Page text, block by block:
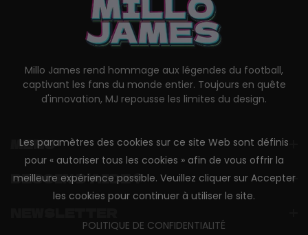
Millo James rend hommage aux légendes du football,
captivant les fans du monde entier. Toujours en quête
d'innovation, MJ repousse les limites du design.
MENU
BESOIN D'AIDE ?
Les paramètres des cookies sur ce site Web sont définis
pour « autoriser tous les cookies » afin de vous offrir la
meilleure expérience possible. Veuillez cliquer sur Accepter
les cookies pour continuer à utiliser le site.
POLITIQUE DE CONFIDENTIALITÉ